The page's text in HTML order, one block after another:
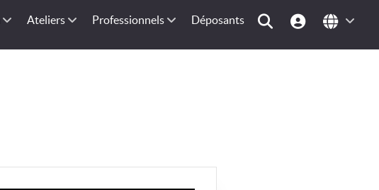
Ateliers Professionnels Déposants